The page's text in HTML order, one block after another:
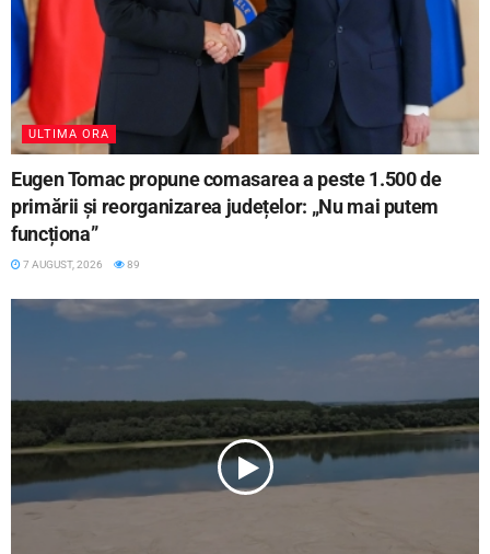
ULTIMA ORA
Eugen Tomac propune comasarea a peste 1.500 de
primării și reorganizarea județelor: „Nu mai putem
funcționa”
7 AUGUST, 2026 89